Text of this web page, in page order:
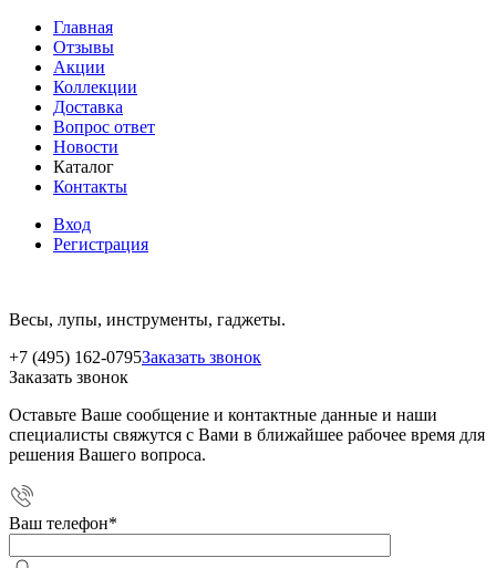
Главная
Отзывы
Акции
Коллекции
Доставка
Вопрос ответ
Новости
Каталог
Контакты
Вход
Регистрация
Весы, лупы, инструменты, гаджеты.
+7 (495) 162-0795Заказать звонок
Заказать звонок
Оставьте Ваше сообщение и контактные данные и наши
специалисты свяжутся с Вами в ближайшее рабочее время для
решения Вашего вопроса.
Ваш телефон*